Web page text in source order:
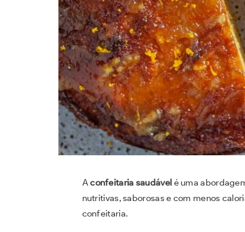
Aconfeitaria saudável é uma
nutritivas, saborosas e com menos
confeitaria.